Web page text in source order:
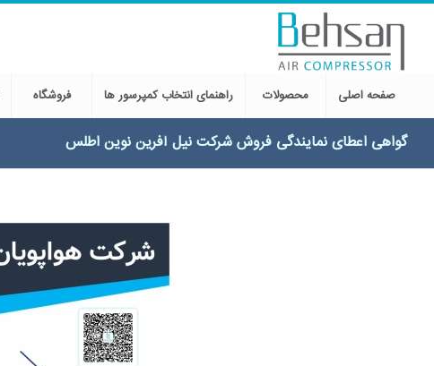
صفحه اصلی محصولات راهنمای انتخاب کمپرسور ها فروشگاه
ﮔﻮاﻫﯽ اﻋﻄﺎی ﻧﻤﺎﯾﻨﺪﮔﯽ ﻓﺮوش شرکت ﻧﯿﻞ آﻓﺮﯾﻦ ﻧﻮﯾﻦ اﻃﻠﺲ